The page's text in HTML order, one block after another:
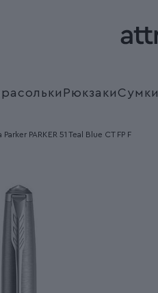
Рюкзаки Сумки
PARKER 51 Teal Blue CT FP F